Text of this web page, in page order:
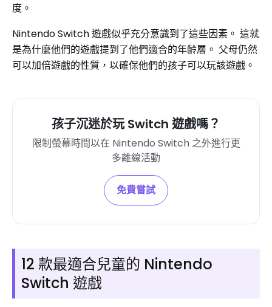
度。
Nintendo Switch 遊戲似乎充分意識到了這些因素。 這就
是為什麼他們的遊戲提到了他們適合的年齡層。 父母仍然
可以加倍遊戲的性質，以確保他們的孩子可以玩該遊戲。
孩子沉迷於玩 Switch 遊戲嗎？
限制螢幕時間以在 Nintendo Switch 之外進行更
多離線活動
免費嘗試
12 款最適合兒童的 Nintendo
Switch 遊戲